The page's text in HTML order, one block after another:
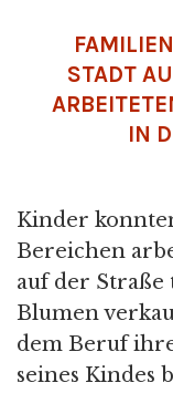
TADT
N
Kinder
Bereichen
auf der Straße
Blumen
dem Beruf
seines Kindes